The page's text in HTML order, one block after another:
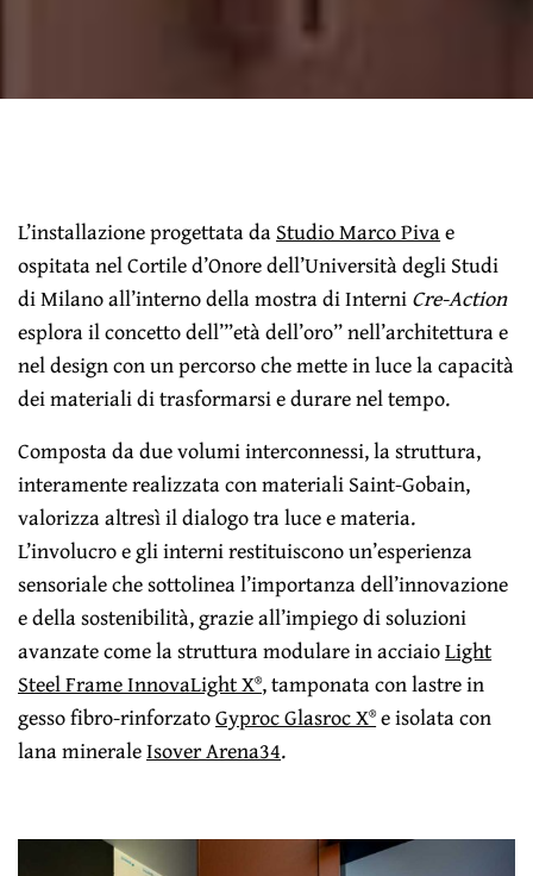
L’installazione progettata daStudio Marco Pivae
ospitata nel Cortile d’Onore dell’Università degli Studi
di Milano all’interno della mostra di InterniCre-Action
esplora il concetto dell’”età dell’oro” nell’architettura e
nel design con un percorso che mette in luce la capacità
dei materiali di trasformarsi e durare nel tempo.
Composta da due volumi interconnessi, la struttura,
interamente realizzata con materiali Saint-Gobain,
valorizza altresì il dialogo tra luce e materia.
L’involucro e gli interni restituiscono un’esperienza
sensoriale che sottolinea l’importanza dell’innovazione
e della sostenibilità, grazie all’impiego di soluzioni
avanzate come la struttura modulare in acciaioLight
Steel Frame InnovaLight X®, tamponata con lastre in
gesso fibro-rinforzatoGyproc Glasroc X®e isolata con
lana mineraleIsover Arena34.